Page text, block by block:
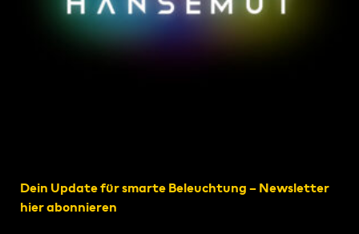
Dein Update für smarte Beleuchtung – Newsletter
hier abonnieren